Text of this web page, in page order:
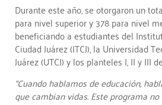
Durante este año, se otorgaron un
para nivel superior y 378 para nivel
beneficiando a estudiantes del
Ciudad Juárez (ITCJ), la Universidad
Juárez (UTCJ) y los planteles I, II y III
“Cuando hablamos de educación,
que cambian vidas. Este programa